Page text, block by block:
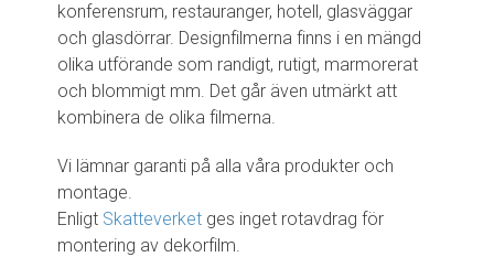
konferensrum, restauranger, hotell, glasväggar
och glasdörrar. Designfilmerna finns i en mängd
olika utförande som randigt, rutigt, marmorerat
och blommigt mm. Det går även utmärkt att
kombinera de olika filmerna.
Vi lämnar garanti på alla våra produkter och
montage.
Enligt Skatteverket ges inget rotavdrag för
montering av dekorfilm.